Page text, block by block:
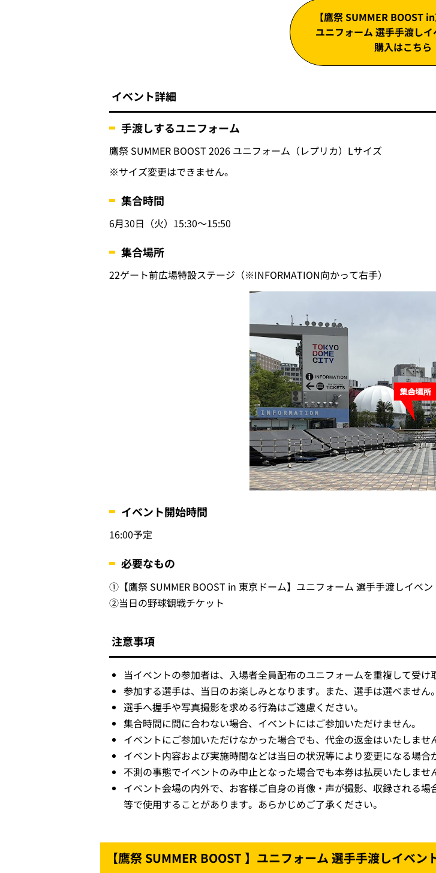
【鷹祭 SUMMER BOOST in
ユニフォーム 選手手渡し
購入はこちら
イベント詳細
手渡しするユニフォーム
鷹祭 SUMMER BOOST 2026 ユニフォーム（レプリカ）Lサイズ
※サイズ変更はできません。
集合時間
6月30日（火）15:30～15:50
集合場所
22ゲート前広場特設ステージ（※INFORMATION向かって右手）
イベント開始時間
16:00予定
必要なもの
① 【鷹祭 SUMMER BOOST in 東京ドーム】ユニフォーム 選手手渡しイベ
②当日の野球観戦チケット
注意事項
当イベントの参加者は、入場者全員配布のユニフォームを重複して受け
参加する選手は、当日のお楽しみとなります。また、選手は選べません。
選手へ握手や写真撮影を求める行為はご遠慮ください。
集合時間に間に合わない場合、イベントにはご参加いただけません。
イベントにご参加いただけなかった場合でも、代金の返金はいたしませ
イベント内容および実施時間などは当日の状況等により変更になる場合
不測の事態でイベントのみ中止となった場合でも本券は払戻いたしませ
イベント会場の内外で、お客様ご自身の肖像・声が撮影、収録される
等で使用することがあります。あらかじめご了承ください。
【鷹祭 SUMMER BOOST 】ユニフォーム 選手手渡しイベン